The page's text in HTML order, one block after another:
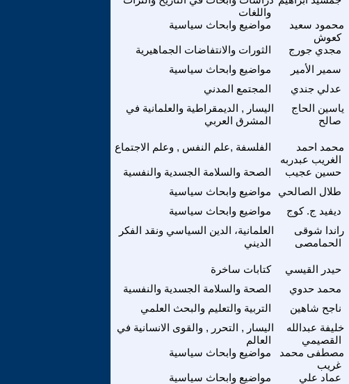
واللغات
مواضيع وابحاث سياسية
محمود سعيد
كعوش
الثورات والانتفاضات الجماهيرية مجدي جورج
مواضيع وابحاث سياسية
سمير الأمير
المجتمع المدني
عدلي جندي
اليسار , الديمقراطية والعلمانية في
المشرق العربي
ياسين الحاج
صالح
الفلسفة ,علم النفس , وعلم الاجتماع
محمد احمد
الغريب عبدربه
الصحة والسلامة الجسدية والنفسية حسين عجيب
مواضيع وابحاث سياسية
طلال الصالحي
مواضيع وابحاث سياسية
ديفيد ج. كوج
العلمانية، الدين السياسي ونقد الفكر
الديني
راندا شوقى
الحمامصى
كتابات ساخرة حيدر القيسي
الصحة والسلامة الجسدية والنفسية
محمد حدوي
التربية والتعليم والبحث العلمي
ناجح شاهين
اليسار , التحرر , والقوى الانسانية في
العالم
خليفة عبدالله
القصيمي
مواضيع وابحاث سياسية
مصطفى محمد
غريب
مواضيع وابحاث سياسية عماد علي